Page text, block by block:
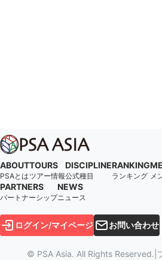
ABOUT
PSAとは
TOURS
ツアー情報
DISCIPLINE
公式種目
RANKING
ランキング メ
PARTNERS
パートナーシップ
NEWS
ニュース
ログイン/マイページ お問い合わせ
© PSA Asia. All Rights Reserved.